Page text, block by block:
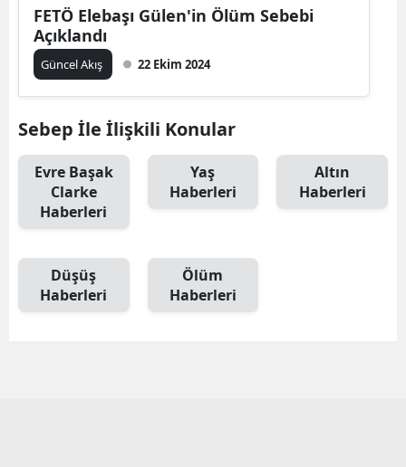
İstanbul
Kayseri
Kırklareli
FETÖ Elebaşı Gülen'in Ölüm Sebebi
Açıklandı
Güncel Akış 22 Ekim 2024
Sebep İle İlişkili Konular
Evre Başak
Clarke
Haberleri
Yaş
Haberleri
Altın
Haberleri
Düşüş
Haberleri
Ölüm
Haberleri